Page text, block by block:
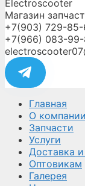
Electroscooter
Магазин
+7(903) 729-85-
+7(966) 083-
Главная
О компании
Запчасти
Услуги
Доставка и
Оптовикам
Галерея